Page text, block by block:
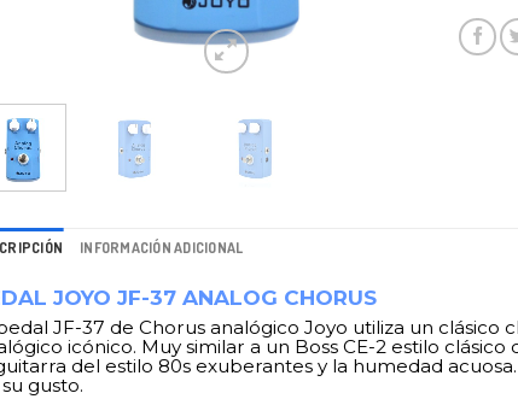
INFORMACIÓN ADICIONAL
JOYO JF-37 ANALOG CHORUS
JF-37 de Chorus analógico Joyo utiliza un clásico
icónico. Muy similar a un Boss CE-2 estilo
del estilo 80s exuberantes y la humedad
gusto.